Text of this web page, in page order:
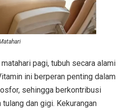
pagi, tubuh secara alami
ini berperan penting dalam
sehingga berkontribusi
dan gigi. Kekurangan